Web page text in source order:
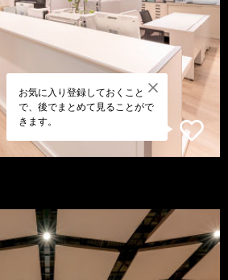
お気に入り登録しておくこと
で、後でまとめて見ることがで
きます。